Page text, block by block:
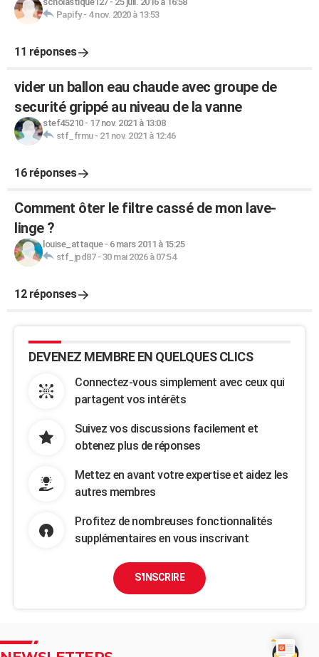
Papify- 4 nov. 2020 à 13:53
11 réponses
vider un ballon eau chaude avec groupe de
securité grippé au niveau de la vanne
stef45210- 17 nov. 2021 à 13:08
stf_frmu- 21 nov. 2021 à 12:46
16 réponses
Comment ôter le filtre cassé de mon lave-
linge ?
louise_attaque- 6 mars 2011 à 15:25
stf_jpd87- 30 mai 2026 à 07:54
12 réponses
DEVENEZ MEMBRE EN QUELQUES CLICS
Connectez-vous simplement avec ceux qui
partagent vos intérêts
Suivez vos discussions facilement et
obtenez plus de réponses
Mettez en avant votre expertise et aidez les
autres membres
Profitez de nombreuses fonctionnalités
supplémentaires en vous inscrivant
S'INSCRIRE